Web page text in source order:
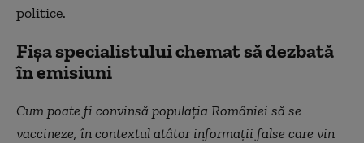
politice.
Fișa specialistului chemat să dezbată
în emisiuni
Cum poate fi convinsă populația României să se
vaccineze, în contextul atâtor informații false care vin